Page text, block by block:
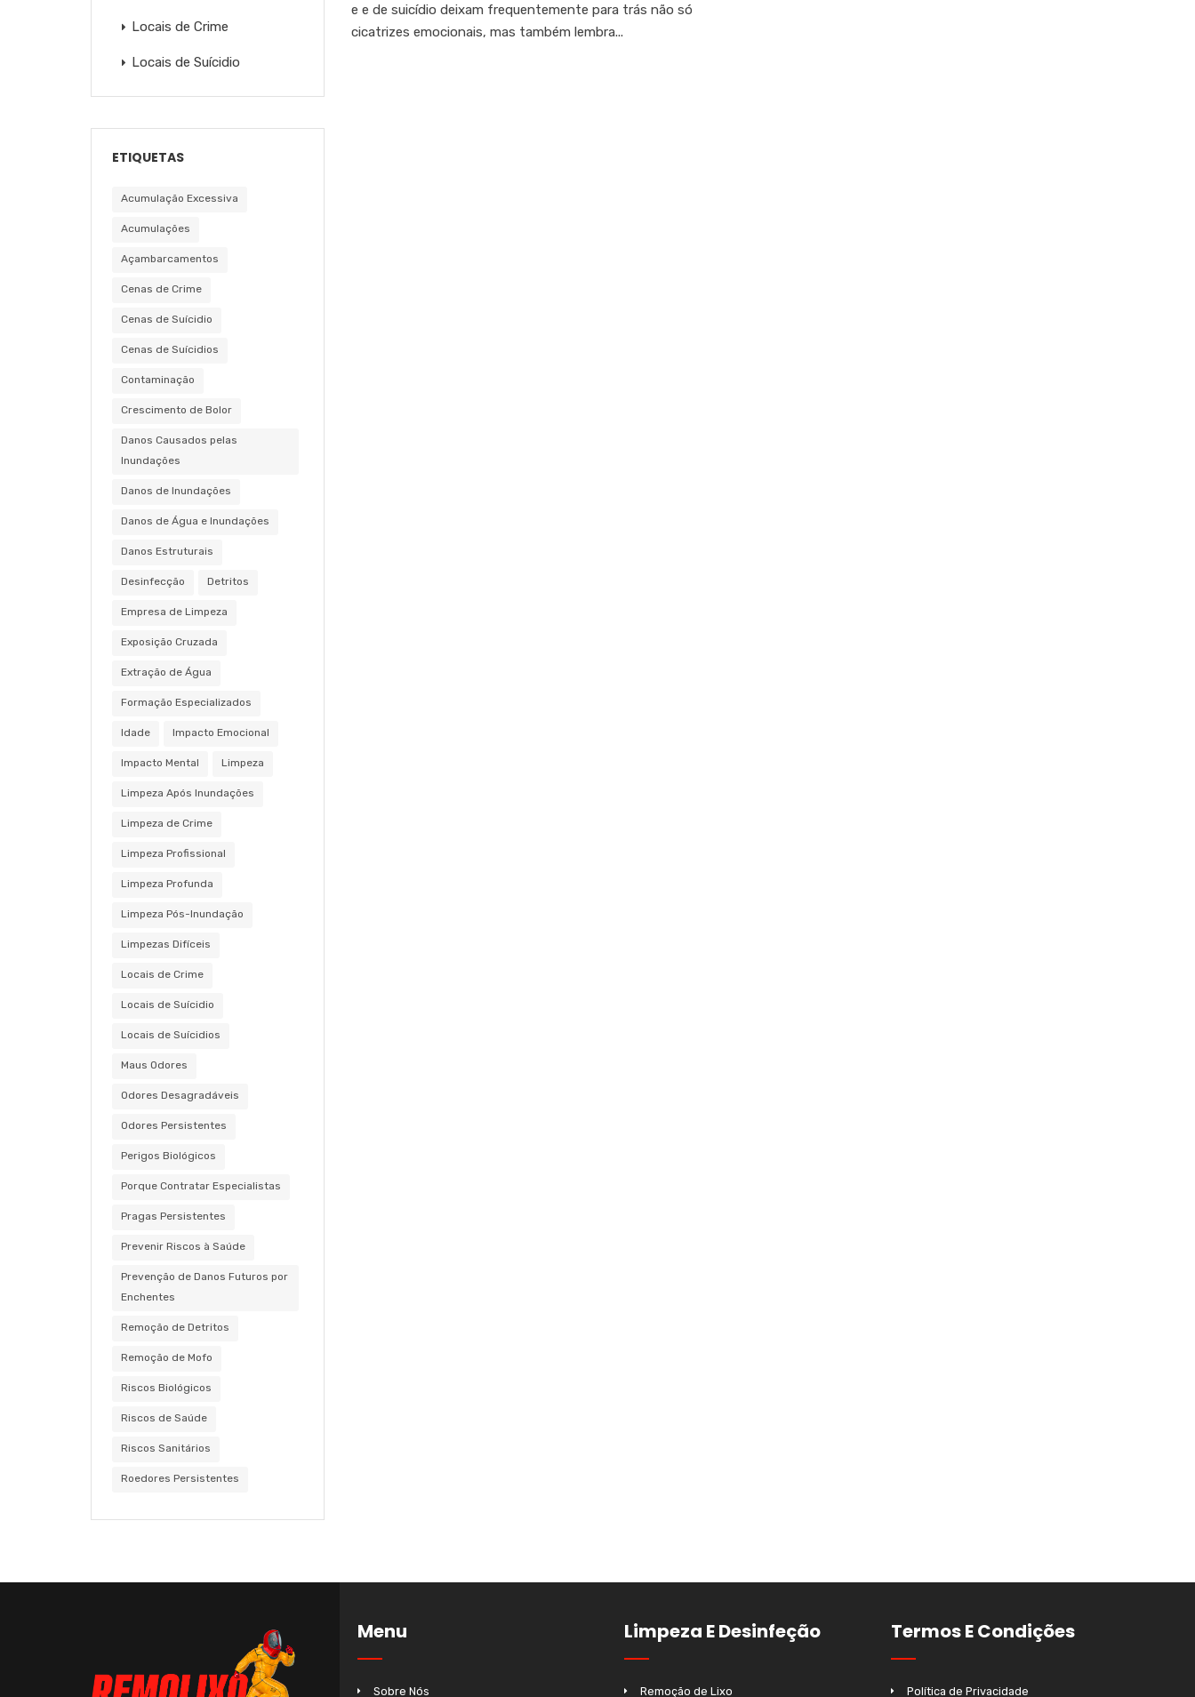
e e de suicídio deixam frequentemente para trás não só
cicatrizes emocionais, mas também lembra...
Locais de Crime
Locais de Suícidio
ETIQUETAS
Acumulação Excessiva
Acumulações
Açambarcamentos
Cenas de Crime
Cenas de Suícidio
Cenas de Suícidios
Contaminação
Crescimento de Bolor
Danos Causados pelas
Inundações
Danos de Inundações
Danos de Água e Inundações
Danos Estruturais
Desinfecção Detritos
Empresa de Limpeza
Exposição Cruzada
Extração de Água
Formação Especializados
Idade Impacto Emocional
Impacto Mental Limpeza
Limpeza Após Inundações
Limpeza de Crime
Limpeza Profissional
Limpeza Profunda
Limpeza Pós-Inundação
Limpezas Difíceis
Locais de Crime
Locais de Suícidio
Locais de Suícidios
Maus Odores
Odores Desagradáveis
Odores Persistentes
Perigos Biológicos
Porque Contratar Especialistas
Pragas Persistentes
Prevenir Riscos à Saúde
Prevenção de Danos Futuros por
Enchentes
Remoção de Detritos
Remoção de Mofo
Riscos Biológicos
Riscos de Saúde
Riscos Sanitários
Roedores Persistentes
Menu
Sobre Nós
Limpeza E Desinfeção
Remoção de Lixo
Termos E Condições
Política de Privacidade